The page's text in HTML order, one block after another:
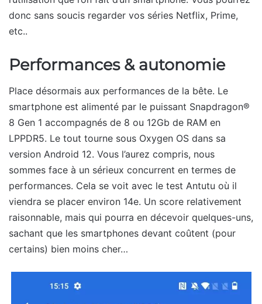
donc sans soucis regarder vos séries Netflix, Prime,
etc..
Performances & autonomie
Place désormais aux performances de la bête. Le
smartphone est alimenté par le puissant Snapdragon®
8 Gen 1 accompagnés de 8 ou 12Gb de RAM en
LPPDR5. Le tout tourne sous Oxygen OS dans sa
version Android 12. Vous l’aurez compris, nous
sommes face à un sérieux concurrent en termes de
performances. Cela se voit avec le test Antutu où il
viendra se placer environ 14e. Un score relativement
raisonnable, mais qui pourra en décevoir quelques-uns,
sachant que les smartphones devant coûtent (pour
certains) bien moins cher…